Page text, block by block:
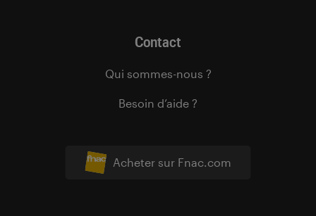
Acheter sur Fnac.com
Contact
Qui sommes-nous ?
Besoin d’aide ?